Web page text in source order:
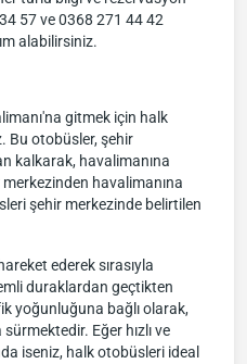
57 ve 0368 271 44 42
alabilirsiniz.
gitmek için halk
Bu otobüsler, şehir
kalkarak, havalimanına
havalimanına
şehir merkezinde belirtilen
ederek sırasıyla
duraklardan geçtikten
yoğunluğuna bağlı olarak,
Eğer hızlı ve
iseniz, halk otobüsleri ideal